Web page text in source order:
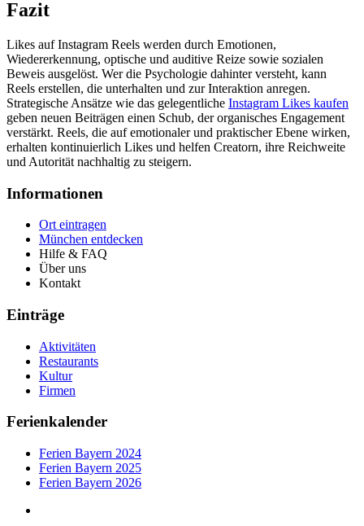
Fazit
Likes auf Instagram Reels werden durch Emotionen,
Wiedererkennung, optische und auditive Reize sowie sozialen
Beweis ausgelöst. Wer die Psychologie dahinter versteht, kann
Reels erstellen, die unterhalten und zur Interaktion anregen.
Strategische Ansätze wie das gelegentliche Instagram Likes kaufen
geben neuen Beiträgen einen Schub, der organisches Engagement
verstärkt. Reels, die auf emotionaler und praktischer Ebene wirken,
erhalten kontinuierlich Likes und helfen Creatorn, ihre Reichweite
und Autorität nachhaltig zu steigern.
Informationen
Ort eintragen
München entdecken
Hilfe & FAQ
Über uns
Kontakt
Einträge
Aktivitäten
Restaurants
Kultur
Firmen
Ferienkalender
Ferien Bayern 2024
Ferien Bayern 2025
Ferien Bayern 2026